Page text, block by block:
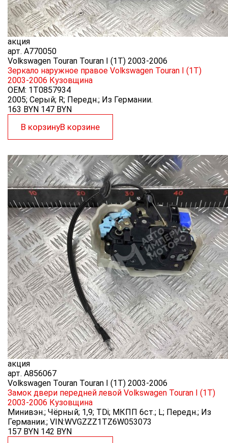
акция
арт. A770050
Volkswagen Touran Touran I (1T) 2003-2006
Зеркало наружное правое Volkswagen Touran I (1T)
2003-2006 Кузовщина
OEM: 1T0857934
2005; Серый; R; Передн.; Из Германии.
163 BYN 147 BYN
В корзинуВ корзине
акция
арт. A856067
Volkswagen Touran Touran I (1T) 2003-2006
Замок двери передней левой Volkswagen Touran I (1T)
2003-2006 Кузовщина
Минивэн.; Чёрный; 1,9; TDi; МКПП 6ст.; L; Передн.; Из
Германии.; VIN:WVGZZZ1TZ6W053073
157 BYN 142 BYN